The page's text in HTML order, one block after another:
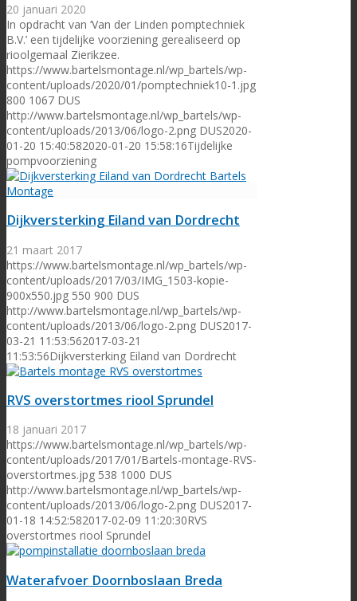
20 januari 2020
In opdracht van ‘Van der Linden pomptechniek
B.V.’ een tijdelijke voorziening gerealiseerd op
rioolgemaal Zierikzee.
https://www.bartelsmontage.nl/wp_bartels/wp-
content/uploads/2020/01/pomptechniek10-1.jpg
800 1067 DUS
http://www.bartelsmontage.nl/wp_bartels/wp-
content/uploads/2013/06/logo-2.png DUS2020-
01-20 15:40:582020-01-20 15:58:16Tijdelijke
pompvoorziening
Dijkversterking Eiland van Dordrecht
21 maart 2017
https://www.bartelsmontage.nl/wp_bartels/wp-
content/uploads/2017/03/IMG_1503-kopie-
900x550.jpg 550 900 DUS
http://www.bartelsmontage.nl/wp_bartels/wp-
content/uploads/2013/06/logo-2.png DUS2017-
03-21 11:53:562017-03-21
11:53:56Dijkversterking Eiland van Dordrecht
RVS overstortmes riool Sprundel
18 januari 2017
https://www.bartelsmontage.nl/wp_bartels/wp-
content/uploads/2017/01/Bartels-montage-RVS-
overstortmes.jpg 538 1000 DUS
http://www.bartelsmontage.nl/wp_bartels/wp-
content/uploads/2013/06/logo-2.png DUS2017-
01-18 14:52:582017-02-09 11:20:30RVS
overstortmes riool Sprundel
Waterafvoer Doornboslaan Breda